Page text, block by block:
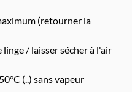
(retourner la
linge / laisser sécher à l'air
(..) sans vapeur